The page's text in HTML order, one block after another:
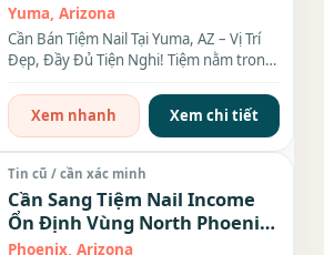
Yuma, Arizona
Cần Bán Tiệm Nail Tại Yuma, AZ – Vị Trí
Đẹp, Đầy Đủ Tiện Nghi! Tiệm nằm trong
Xem nhanh
Xem chi tiết
Tin cũ / cần xác minh
Cần Sang Tiệm Nail Income
Ổn Định Vùng North Phoenix,
AZ
Phoenix, Arizona